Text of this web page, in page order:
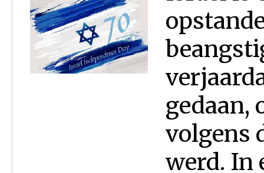
gedaan,
volgens
werd. In